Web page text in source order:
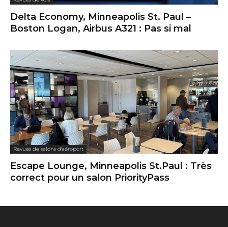
Delta Economy, Minneapolis St. Paul –
Boston Logan, Airbus A321 : Pas si mal
Revues de salons d'aéroport
Escape Lounge, Minneapolis St.Paul : Très
correct pour un salon PriorityPass